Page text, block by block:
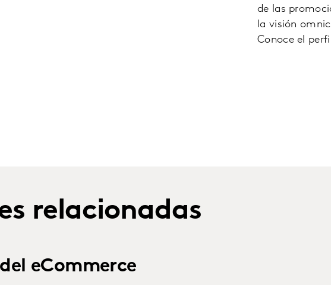
de las
la visión
Conoce el
relacionadas
eCommerce